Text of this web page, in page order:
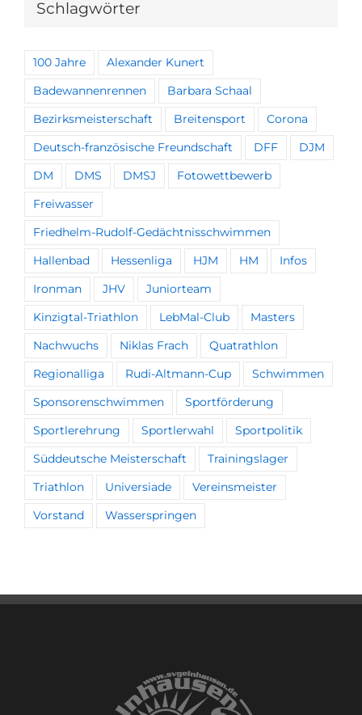
Schlagwörter
100 Jahre Alexander Kunert
Badewannenrennen Barbara Schaal
Bezirksmeisterschaft Breitensport Corona
Deutsch-französische Freundschaft DFF DJM
DM DMS DMSJ Fotowettbewerb
Freiwasser
Friedhelm-Rudolf-Gedächtnisschwimmen
Hallenbad Hessenliga HJM HM Infos
Ironman JHV Juniorteam
Kinzigtal-Triathlon LebMal-Club Masters
Nachwuchs Niklas Frach Quatrathlon
Regionalliga Rudi-Altmann-Cup Schwimmen
Sponsorenschwimmen Sportförderung
Sportlerehrung Sportlerwahl Sportpolitik
Süddeutsche Meisterschaft Trainingslager
Triathlon Universiade Vereinsmeister
Vorstand Wasserspringen